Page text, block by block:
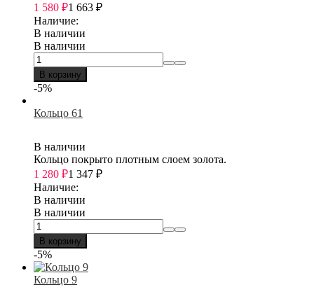
1 580 ₽1 663 ₽
Наличие:
В наличии
В наличии
В корзину
-5%
Кольцо 61
В наличии
Кольцо покрыто плотным слоем золота.
1 280 ₽1 347 ₽
Наличие:
В наличии
В наличии
В корзину
-5%
Кольцо 9